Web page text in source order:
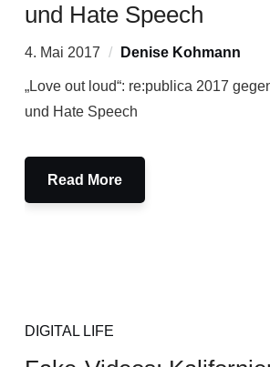
und Hate Speech
4. Mai 2017 Denise Kohmann
„Love out loud“: re:publica 2017
und Hate Speech
Read More
DIGITAL LIFE